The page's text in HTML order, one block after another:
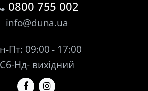
0800 755 002
info@duna.ua
Пн-Пт: 09:00 - 17:00
Сб-Нд- вихідний